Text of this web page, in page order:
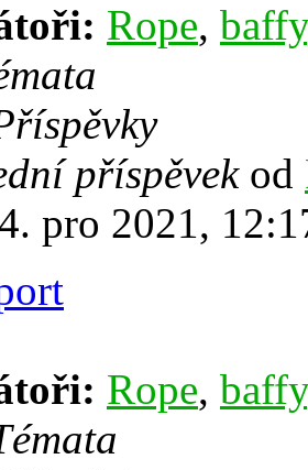
Rope, baffy
příspěvekod
pro 2021,
Rope, baffy